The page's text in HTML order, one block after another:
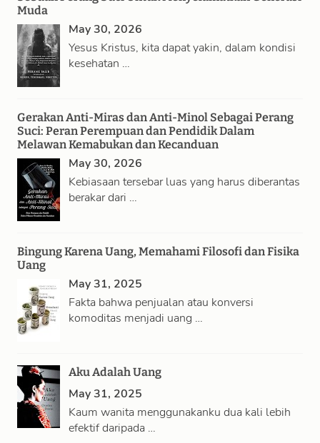
Muda
May 30, 2026
Yesus Kristus, kita dapat yakin, dalam kondisi
kesehatan …
Gerakan Anti-Miras dan Anti-Minol Sebagai Perang
Suci: Peran Perempuan dan Pendidik Dalam
Melawan Kemabukan dan Kecanduan
May 30, 2026
Kebiasaan tersebar luas yang harus diberantas
berakar dari …
Bingung Karena Uang, Memahami Filosofi dan Fisika
Uang
May 31, 2025
Fakta bahwa penjualan atau konversi
komoditas menjadi uang …
Aku Adalah Uang
May 31, 2025
Kaum wanita menggunakanku dua kali lebih
efektif daripada …